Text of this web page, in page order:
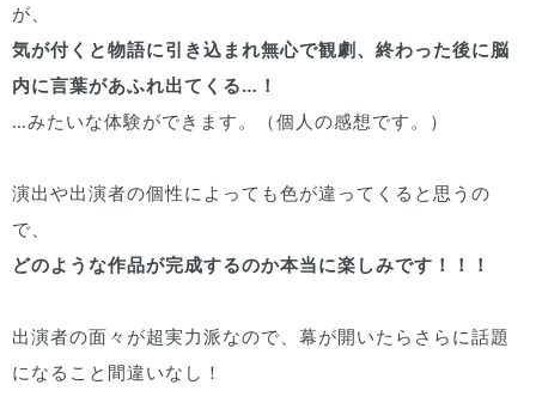
が、
気が付くと物語に引き込まれ無心で観劇、終わった後に脳
内に言葉があふれ出てくる…！
…みたいな体験ができます。（個人の感想です。）
演出や出演者の個性によっても色が違ってくると思うの
で、
どのような作品が完成するのか本当に楽しみです！！！
出演者の面々が超実力派なので、幕が開いたらさらに話題
になること間違いなし！